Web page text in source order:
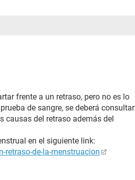
frente a un retraso, pero no es lo
de sangre, se deberá consultar
causas del retraso además del
en el siguiente link:
de-la-menstruacion